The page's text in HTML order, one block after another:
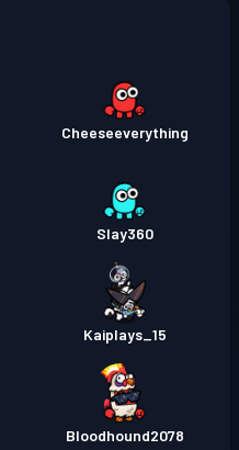
Cheeseeverything
Slay360
Kaiplays_15
Bloodhound2078